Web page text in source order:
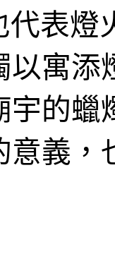
代表燈
以寓添
宇的蠟
意義，